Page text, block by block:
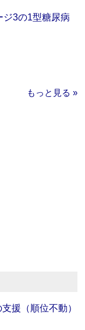
3の1型糖尿病
もっと見る »
援（順位不動）